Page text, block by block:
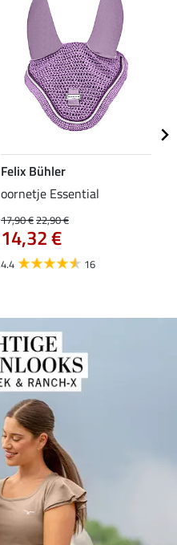
Felix Bühler
oornetje Essential
17,90 €22,90 €
14,32 €
4.4 16